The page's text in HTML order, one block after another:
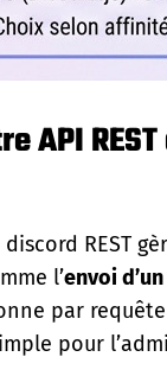
API
REST
l’envoi
par requête
pour